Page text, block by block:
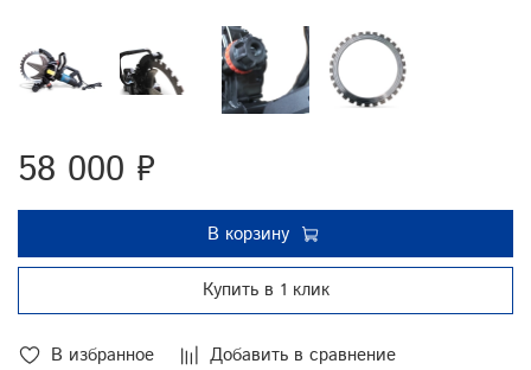
В избранное Добавить в сравнение
58 000 ₽
В корзину
Купить в 1 клик